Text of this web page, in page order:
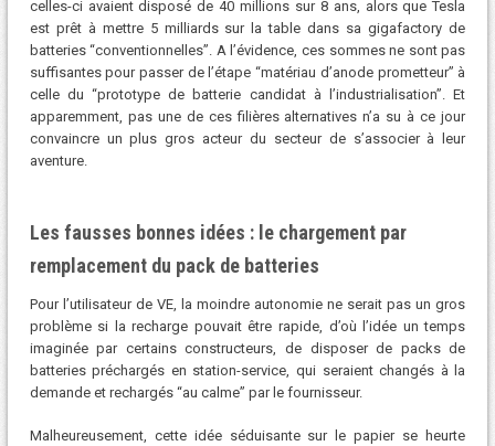
celles-ci avaient disposé de 40 millions sur 8 ans, alors que Tesla
est prêt à mettre 5 milliards sur la table dans sa gigafactory de
batteries “conventionnelles”. A l’évidence, ces sommes ne sont pas
suffisantes pour passer de l’étape “matériau d’anode prometteur” à
celle du “prototype de batterie candidat à l’industrialisation”. Et
apparemment, pas une de ces filières alternatives n’a su à ce jour
convaincre un plus gros acteur du secteur de s’associer à leur
aventure.
Les fausses bonnes idées : le chargement par
remplacement du pack de batteries
Pour l’utilisateur de VE, la moindre autonomie ne serait pas un gros
problème si la recharge pouvait être rapide, d’où l’idée un temps
imaginée par certains constructeurs, de disposer de packs de
batteries préchargés en station-service, qui seraient changés à la
demande et rechargés “au calme” par le fournisseur.
Malheureusement, cette idée séduisante sur le papier se heurte